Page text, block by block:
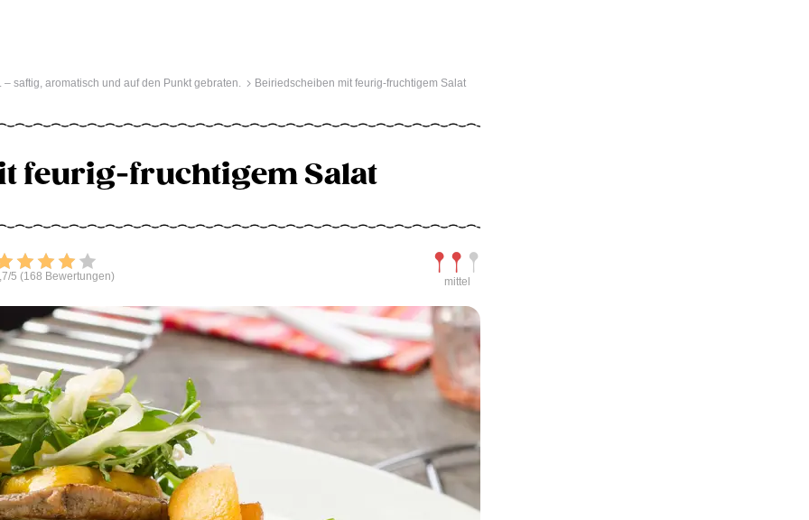
saftig, aromatisch und auf den Punkt gebraten. Beiriedscheiben mit feurig-fruchtigem Salat
feurig-fruchtigem Salat
Bewerten
5 (168 Bewertungen)
Schwierigkeit
mittel